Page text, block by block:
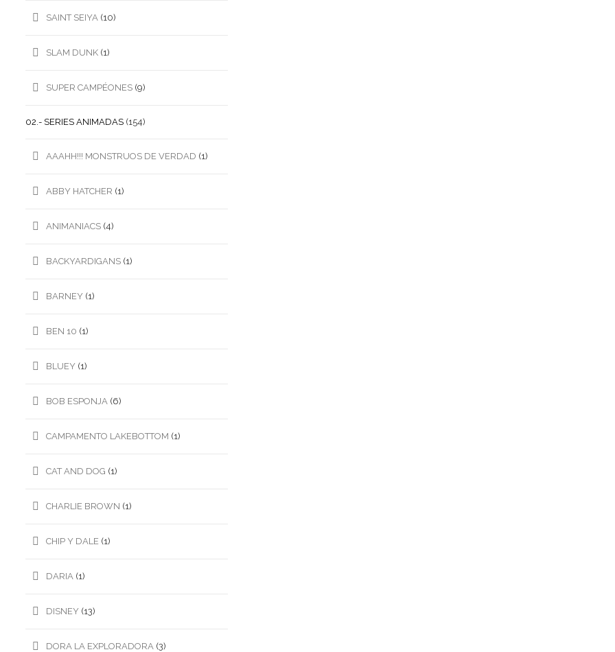
SAINT SEIYA (10)
SLAM DUNK (1)
SUPER CAMPÉONES (9)
02.- SERIES ANIMADAS (154)
AAAHH!!! MONSTRUOS DE VERDAD (1)
ABBY HATCHER (1)
ANIMANIACS (4)
BACKYARDIGANS (1)
BARNEY (1)
BEN 10 (1)
BLUEY (1)
BOB ESPONJA (6)
CAMPAMENTO LAKEBOTTOM (1)
CAT AND DOG (1)
CHARLIE BROWN (1)
CHIP Y DALE (1)
DARIA (1)
DISNEY (13)
DORA LA EXPLORADORA (3)